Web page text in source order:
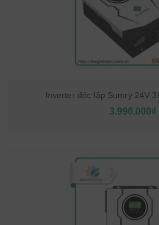
Inverter độc lập Sumry 24V-
3.990.000₫